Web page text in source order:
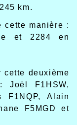
km.
cette manière :
et 2284 en
cette deuxième
F1HSW,
F1NQP, Alain
F5MGD et